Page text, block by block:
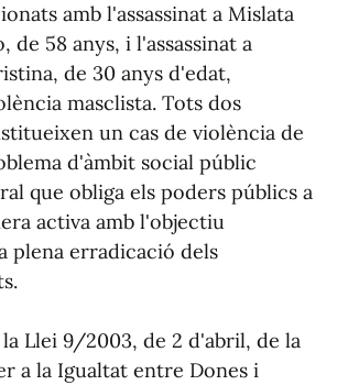
amb l'assassinat a Mislata
de 58 anys, i l'assassinat a
de 30 anys d'edat,
masclista. Tots dos
un cas de violència de
d'àmbit social públic
que obliga els poders públics a
activa amb l'objectiu
plena erradicació dels
Llei 9/2003, de 2 d'abril, de la
a la Igualtat entre Dones i